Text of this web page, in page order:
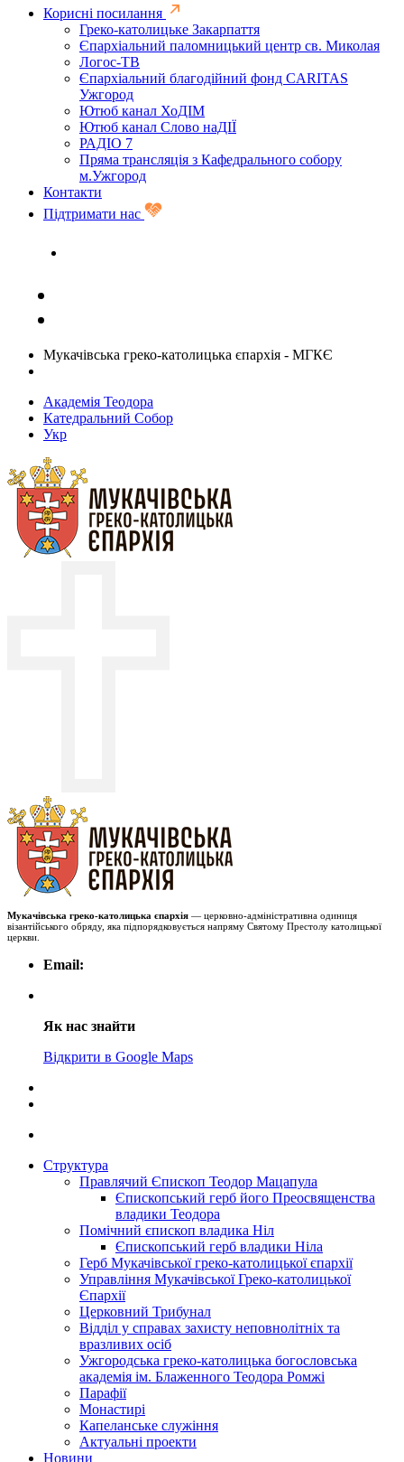
Корисні посилання
Греко-католицьке Закарпаття
Єпархіальний паломницький центр св. Миколая
Логос-ТВ
Єпархіальний благодійний фонд CARITAS
Ужгород
Ютюб канал ХоДІМ
Ютюб канал Слово наДІЇ
РАДІО 7
Пряма трансляція з Кафедрального собору
м.Ужгород
Контакти
Підтримати нас
Мукачівська греко-католицька єпархія - МГКЄ
Академія Теодора
Катедральний Собор
Укр
Мукачівська греко-католицька єпархія — церковно-адміністративна одиниця
візантійського обряду, яка підпорядковується напряму Святому Престолу католицької
церкви.
Email:
Як нас знайти
Відкрити в Google Maps
Структура
Правлячий Єпископ Теодор Мацапула
Єпископський герб його Преосвященства
владики Теодора
Помічний єпископ владика Ніл
Єпископський герб владики Ніла
Герб Мукачівської греко-католицької єпархії
Управління Мукачівської Греко-католицької
Єпархії
Церковний Трибунал
Відділ у справах захисту неповнолітніх та
вразливих осіб
Ужгородська греко-католицька богословська
академія ім. Блаженного Теодора Ромжі
Парафії
Монастирі
Капеланське служіння
Актуальні проекти
Новини